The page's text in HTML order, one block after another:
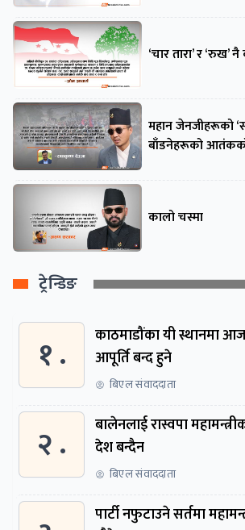
‘चार तारा’ र ‘रुख’
महान जेनजीहरूको
बाँडनेहरूको
कालो चस्मा
ट्रेन्डिङ
१ .
काठमाडौंका यी स्थानमा
आपूर्ति बन्द हुने
बिएल संवाददाता
२ .
बालेनलाई रास्वपा
देश बन्दैन
बिएल संवाददाता
पार्टी नफुटाउने सर्तमा